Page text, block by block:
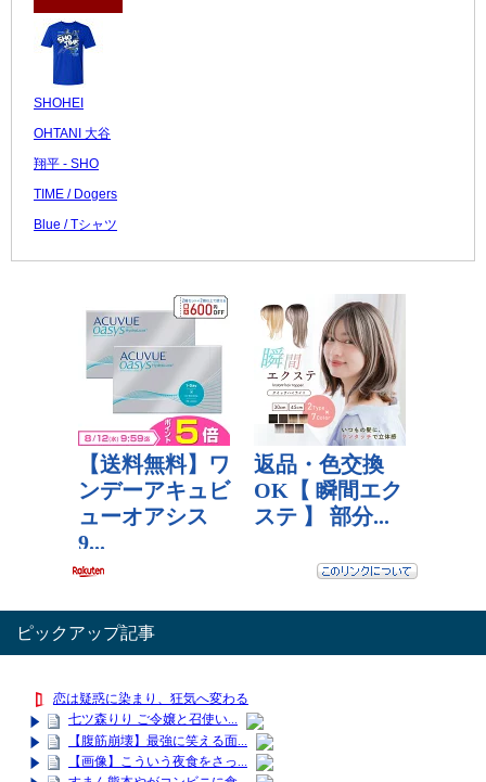
SHOHEI
OHTANI 大谷
翔平 - SHO
TIME / Dogers
Blue / Tシャツ
レビュー数：5
ピックアップ記事